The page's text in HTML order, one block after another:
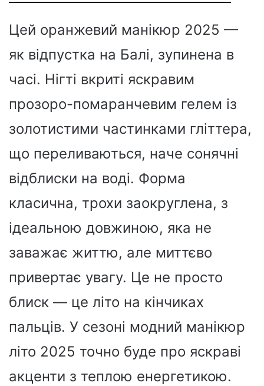
Цей оранжевий манікюр 2025 —
як відпустка на Балі, зупинена в
часі. Нігті вкриті яскравим
прозоро-помаранчевим гелем із
золотистими частинками гліттера,
що переливаються, наче сонячні
відблиски на воді. Форма
класична, трохи заокруглена, з
ідеальною довжиною, яка не
заважає життю, але миттєво
привертає увагу. Це не просто
блиск — це літо на кінчиках
пальців. У сезоні модний манікюр
літо 2025 точно буде про яскраві
акценти з теплою енергетикою.